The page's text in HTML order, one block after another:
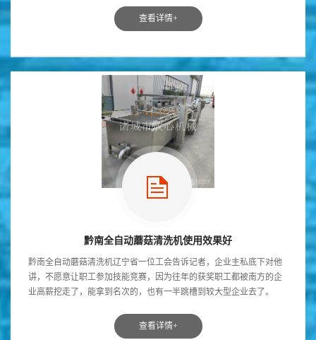
查看详情+
黔南全自动蘑菇清洗机使用效果好
黔南全自动蘑菇清洗机辽宁省一位工会告诉记者，企业主私底下对他
讲，不愿意让职工参加技能竞赛，因为往年的获奖职工都被南方的企
业高薪挖走了，能拿到名次的，也有一半跳槽到较大型企业去了。
查看详情+